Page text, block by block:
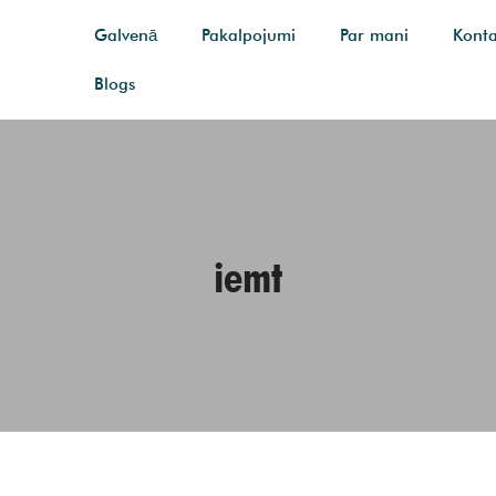
Galvenā Pakalpojumi Par mani
Blogs
iemt